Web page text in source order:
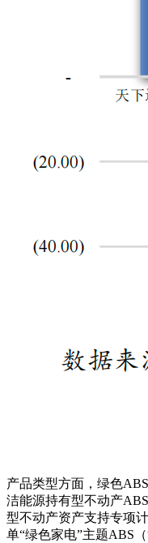
产品类型方面，绿色
洁能源持有型不动产
型不动产资产支持专项
单“绿色家电”主题ABS